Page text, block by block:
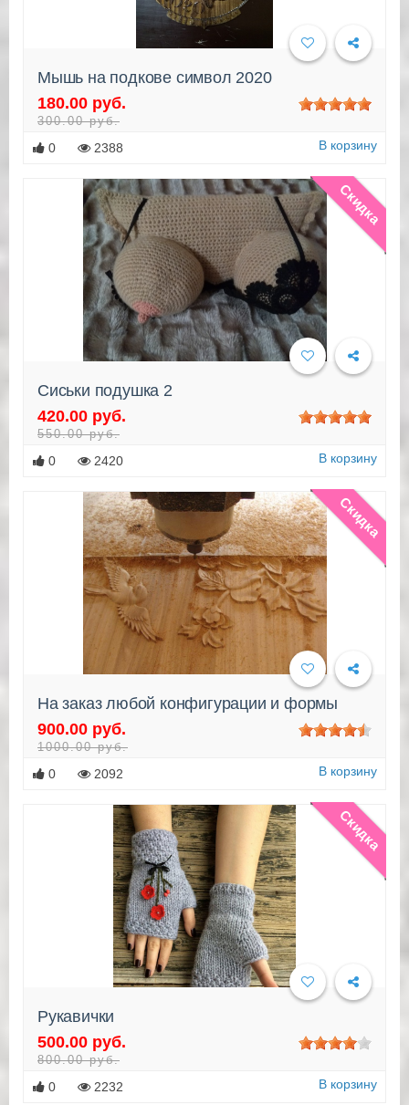
Мышь на подкове символ 2020
180.00 руб.
300.00 руб.
0 2388 В корзину
Скидка
Сиськи подушка 2
420.00 руб.
550.00 руб.
0 2420 В корзину
Скидка
На заказ любой конфигурации и формы
900.00 руб.
1000.00 руб.
0 2092 В корзину
Скидка
Рукавички
500.00 руб.
800.00 руб.
0 2232 В корзину